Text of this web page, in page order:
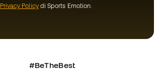
Privacy Policydi Sports Emotion.
#BeTheBest